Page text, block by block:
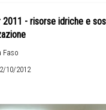
2011 - risorse idriche e
Faso
10/2012